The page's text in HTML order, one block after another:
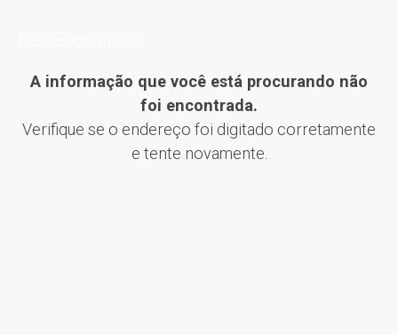
A informação que você está procurando não
foi encontrada.
Verifique se o endereço foi digitado corretamente
e tente novamente.